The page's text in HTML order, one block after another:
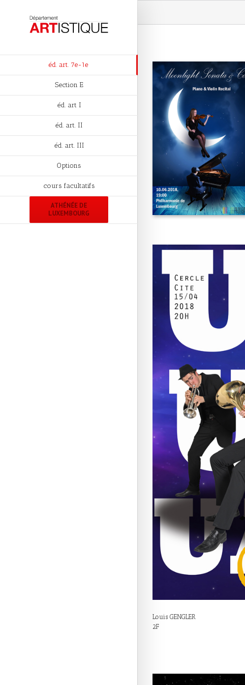
éd. art. 7e-1e
Section E
éd. art I
éd. art. II
éd. art. III
Options
cours facultatifs
ATHÉNÉE DE
LUXEMBOURG
Louis GENGLER
2F